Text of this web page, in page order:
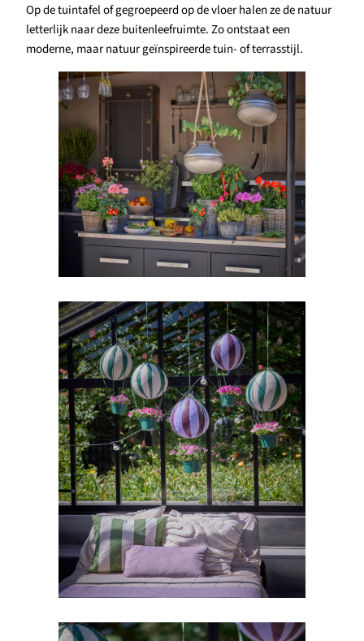
Op de tuintafel of gegroepeerd op de vloer halen ze de natuur
letterlijk naar deze buitenleefruimte. Zo ontstaat een
moderne, maar natuur geïnspireerde tuin- of terrasstijl.